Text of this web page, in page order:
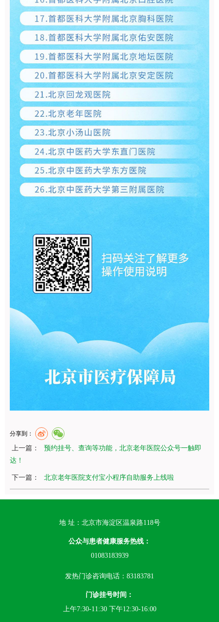
分享到：
上一篇：
预约挂号、查询等功能，北京老年医院公众号一触即
达！
下一篇： 北京老年医院支付宝小程序自助服务上线啦
地 址：北京市海淀区温泉路118号
公众与患者健康服务热线：
01083183939
发热门诊咨询电话：83183781
门诊挂号时间：
上午7:30-11:30 下午12:30-16:00